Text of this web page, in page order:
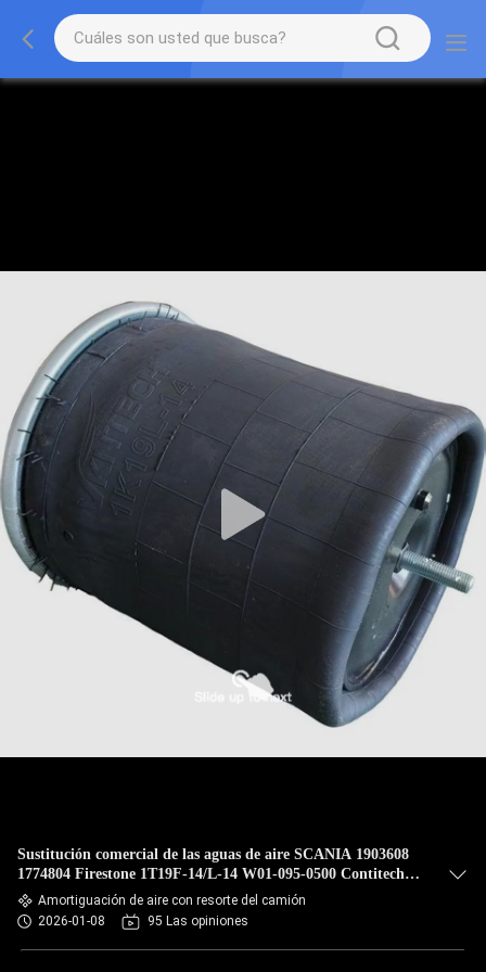
Sustitución comercial de las aguas de aire SCANIA 1903608
1774804 Firestone 1T19F-14/L-14 W01-095-0500 Contitech
4913NP02 TRUCK SPRINGCF Gomma 1T19E-93 Phoenix
1D28H16 FIRESTONE W01 095 0500
Amortiguación de aire con resorte del camión
2026-01-08
95 Las opiniones